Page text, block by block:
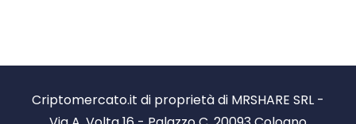
Criptomercato.it di proprietà di MRSHARE SRL -